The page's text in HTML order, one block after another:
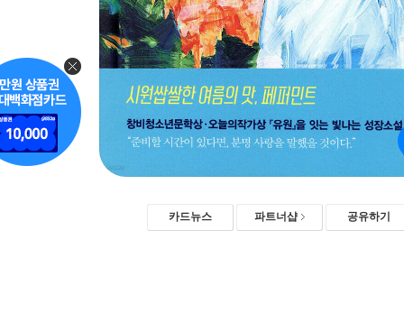
카드뉴스 파트너샵 공유하기